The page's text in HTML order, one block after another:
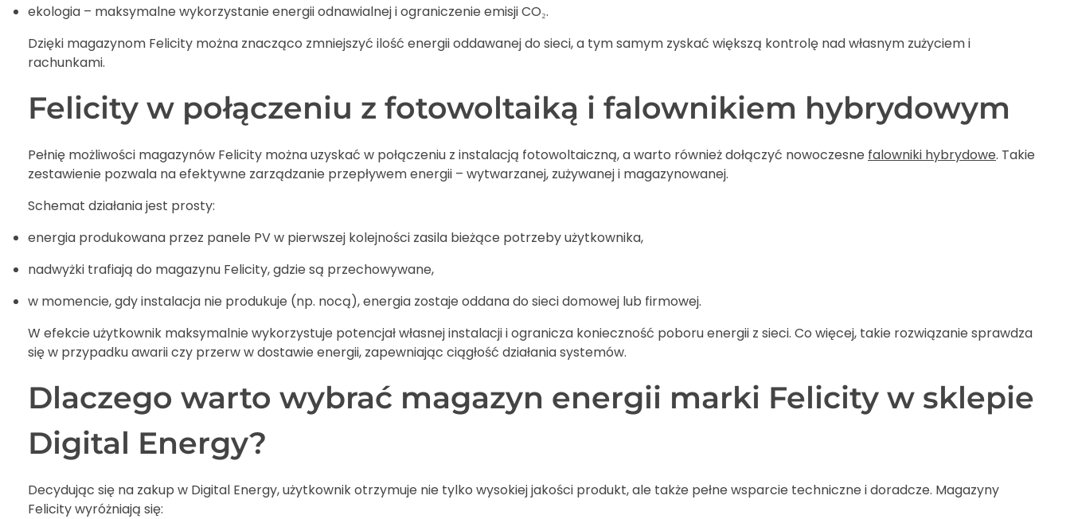
ekologia – maksymalne wykorzystanie energii odnawialnej i ograniczenie emisji CO₂.
Dzięki magazynom Felicity można znacząco zmniejszyć ilość energii oddawanej do sieci, a tym samym zyskać większą kontrolę nad własnym zużyciem i
rachunkami.
Felicity w połączeniu z fotowoltaiką i falownikiem hybrydowym
Pełnię możliwości magazynów Felicity można uzyskać w połączeniu z instalacją fotowoltaiczną, a warto również dołączyć nowoczesne falowniki hybrydowe. Takie
zestawienie pozwala na efektywne zarządzanie przepływem energii – wytwarzanej, zużywanej i magazynowanej.
Schemat działania jest prosty:
energia produkowana przez panele PV w pierwszej kolejności zasila bieżące potrzeby użytkownika,
nadwyżki trafiają do magazynu Felicity, gdzie są przechowywane,
w momencie, gdy instalacja nie produkuje (np. nocą), energia zostaje oddana do sieci domowej lub firmowej.
W efekcie użytkownik maksymalnie wykorzystuje potencjał własnej instalacji i ogranicza konieczność poboru energii z sieci. Co więcej, takie rozwiązanie sprawdza
się w przypadku awarii czy przerw w dostawie energii, zapewniając ciągłość działania systemów.
Dlaczego warto wybrać magazyn energii marki Felicity w sklepie
Digital Energy?
Decydując się na zakup w Digital Energy, użytkownik otrzymuje nie tylko wysokiej jakości produkt, ale także pełne wsparcie techniczne i doradcze. Magazyny
Felicity wyróżniają się: